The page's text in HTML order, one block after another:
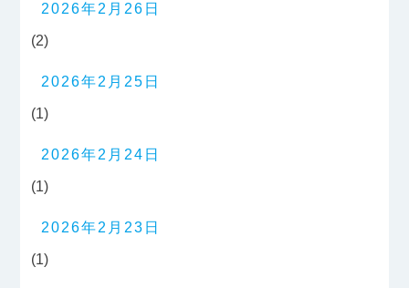
2026年2月26日
(2)
2026年2月25日
(1)
2026年2月24日
(1)
2026年2月23日
(1)